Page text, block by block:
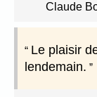
Claude
Le plaisir
lendemain.